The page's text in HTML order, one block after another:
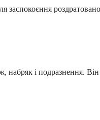
заспокоєння
набряк і подразнення.